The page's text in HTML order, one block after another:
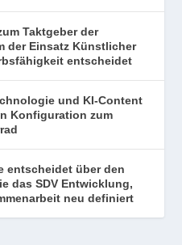
Taktgeber der
der Einsatz Künstlicher
entscheidet
und KI-Content
Konfiguration zum
entscheidet über den
das SDV Entwicklung,
neu definiert